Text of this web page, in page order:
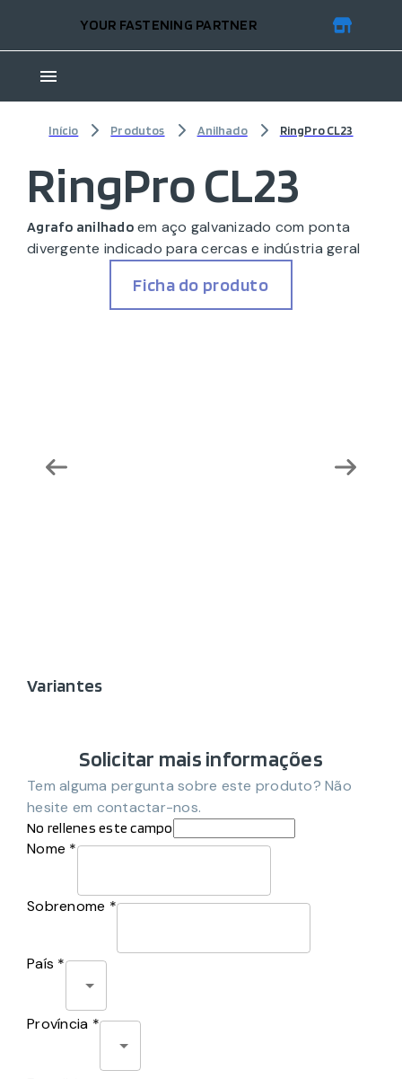
YOUR FASTENING PARTNER
Início Produtos Anilhado RingPro CL23
RingPro CL23
Agrafo anilhadoem aço galvanizado com ponta
divergente indicado para cercas e indústria geral
Ficha do produto
Variantes
Solicitar mais informações
Tem alguma pergunta sobre este produto? Não
hesite em contactar-nos.
No rellenes este campo
Nome *
Sobrenome *
País *
Província *